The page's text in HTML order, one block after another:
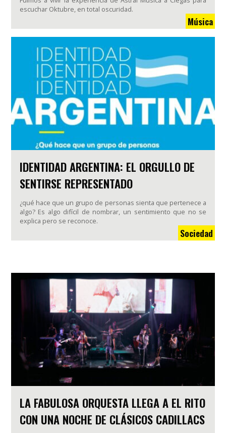
escuchar Oktubre, en total oscuridad.
Música
IDENTIDAD ARGENTINA: EL ORGULLO DE
SENTIRSE REPRESENTADO
¿qué hace que un grupo de personas sienta que pertenece a
algo? Es algo difícil de nombrar, un sentimiento que no se
explica pero se reconoce.
Sociedad
LA FABULOSA ORQUESTA LLEGA A EL RITO
CON UNA NOCHE DE CLÁSICOS CADILLACS